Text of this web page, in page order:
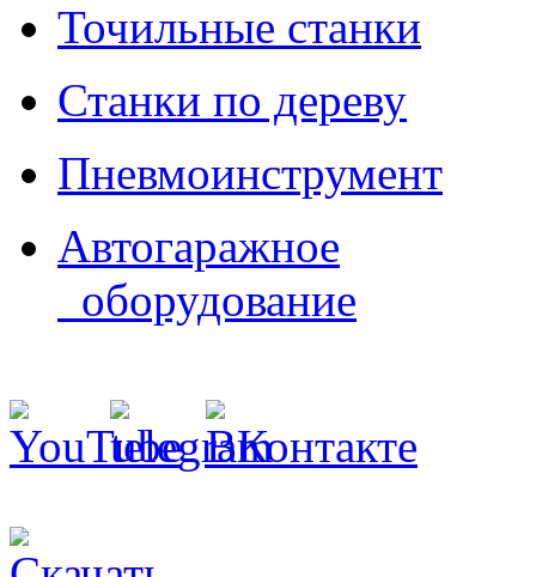
Точильные станки
Станки по дереву
Пневмоинструмент
Автогаражное
оборудование